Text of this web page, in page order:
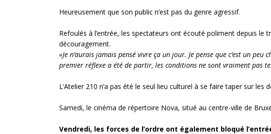
Heureusement que son public n’est pas du genre agressif.
Refoulés à l’entrée, les spectateurs ont écouté poliment depuis
découragement.
«Je n’aurais jamais pensé vivre ça un jour. Je pense que c’est un peu
premier réflexe a été de partir, les conditions ne sont vraiment pas
L’Atelier 210 n’a pas été le seul lieu culturel à se faire taper sur les
Samedi, le cinéma de répertoire Nova, situé au centre-ville de
Vendredi, les forces de l’ordre ont également bloqué